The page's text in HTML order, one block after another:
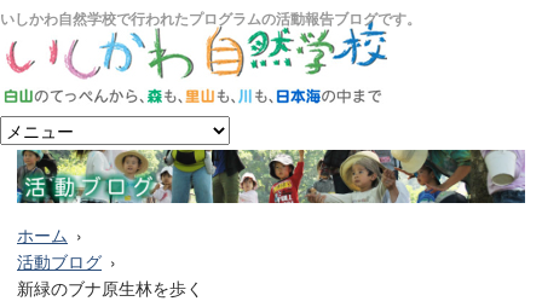
いしかわ自然学校で行われたプログラムの活動報告ブログです。
ホーム
活動ブログ
新緑のブナ原生林を歩く